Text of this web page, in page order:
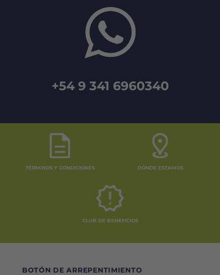
+54 9 341 6960340
TÉRMINOS Y CONDICIONES DÓNDE ESTAMOS
CLUB DE BENEFICIOS
BOTÓN DE ARREPENTIMIENTO